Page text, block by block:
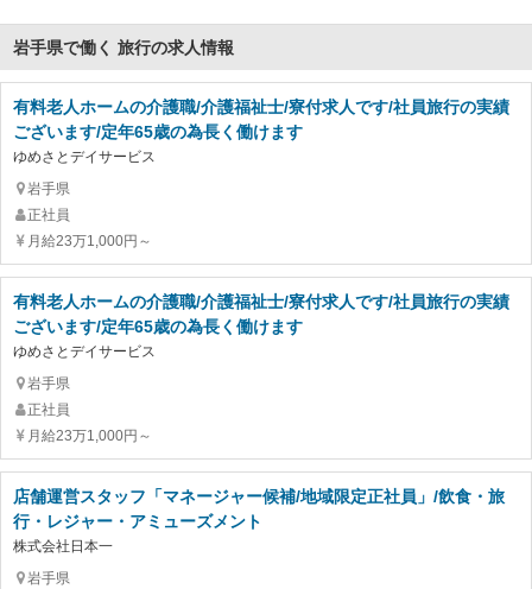
岩手県で働く 旅行の求人情報
有料老人ホームの介護職/介護福祉士/寮付求人です/社員旅行の実績
ございます/定年65歳の為長く働けます
ゆめさとデイサービス
岩手県
正社員
月給23万1,000円～
有料老人ホームの介護職/介護福祉士/寮付求人です/社員旅行の実績
ございます/定年65歳の為長く働けます
ゆめさとデイサービス
岩手県
正社員
月給23万1,000円～
店舗運営スタッフ「マネージャー候補/地域限定正社員」/飲食・旅
行・レジャー・アミューズメント
株式会社日本一
岩手県